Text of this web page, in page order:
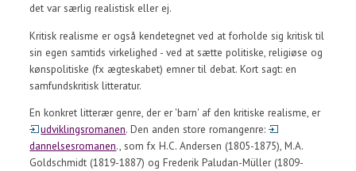
det var særlig realistisk eller ej.
Kritisk realisme er også kendetegnet ved at forholde sig kritisk til
sin egen samtids virkelighed - ved at sætte politiske, religiøse og
kønspolitiske (fx ægteskabet) emner til debat. Kort sagt: en
samfundskritisk litteratur.
En konkret litterær genre, der er 'barn' af den kritiske realisme, er
udviklingsromanen. Den anden store romangenre:
dannelsesromanen., som fx H.C. Andersen (1805-1875), M.A.
Goldschmidt (1819-1887) og Frederik Paludan-Müller (1809-